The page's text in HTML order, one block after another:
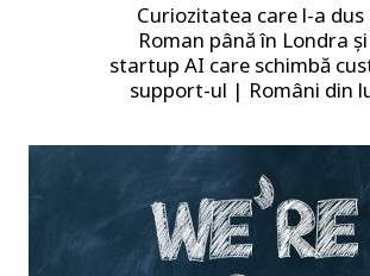
Curiozitatea care l-a dus
Roman până în Londra
startup AI care schimbă
support-ul | Români din